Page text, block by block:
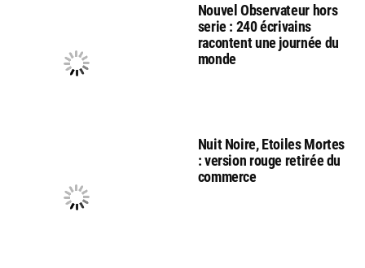
Nouvel Observateur hors
serie : 240 écrivains
racontent une journée du
monde
Nuit Noire, Etoiles Mortes
: version rouge retirée du
commerce